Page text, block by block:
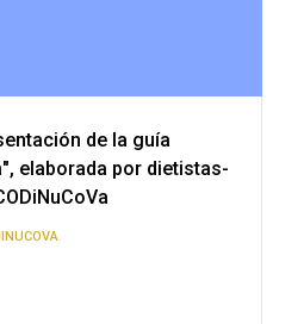
de la guía
elaborada por dietistas-